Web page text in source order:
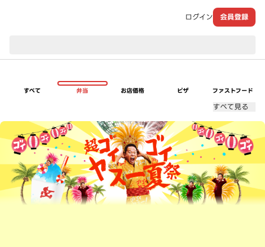
ログイン 会員登録
すべて 弁当 お店価格 ピザ ファストフード
すべて見る
超ゴイゴイヤスー夏祭